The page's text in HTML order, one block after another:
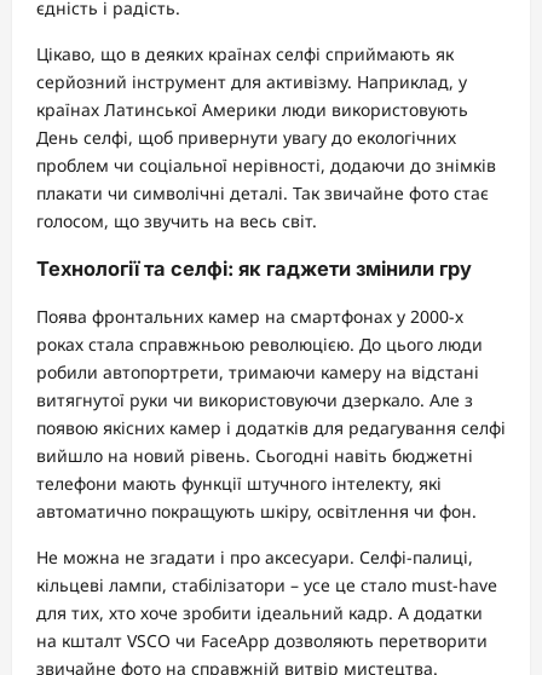
єдність і радість.
Цікаво, що в деяких країнах селфі сприймають як
серйозний інструмент для активізму. Наприклад, у
країнах Латинської Америки люди використовують
День селфі, щоб привернути увагу до екологічних
проблем чи соціальної нерівності, додаючи до знімків
плакати чи символічні деталі. Так звичайне фото стає
голосом, що звучить на весь світ.
Технології та селфі: як гаджети змінили гру
Поява фронтальних камер на смартфонах у 2000-х
роках стала справжньою революцією. До цього люди
робили автопортрети, тримаючи камеру на відстані
витягнутої руки чи використовуючи дзеркало. Але з
появою якісних камер і додатків для редагування селфі
вийшло на новий рівень. Сьогодні навіть бюджетні
телефони мають функції штучного інтелекту, які
автоматично покращують шкіру, освітлення чи фон.
Не можна не згадати і про аксесуари. Селфі-палиці,
кільцеві лампи, стабілізатори – усе це стало must-have
для тих, хто хоче зробити ідеальний кадр. А додатки
на кшталт VSCO чи FaceApp дозволяють перетворити
звичайне фото на справжній витвір мистецтва.